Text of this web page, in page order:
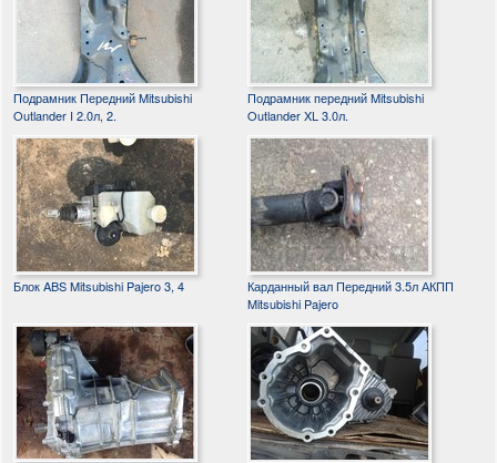
Подрамник Передний Mitsubishi
Outlander I 2.0л, 2.
Подрамник передний Mitsubishi
Outlander XL 3.0л.
Блок ABS Mitsubishi Pajero 3, 4
Карданный вал Передний 3.5л АКПП
Mitsubishi Pajero